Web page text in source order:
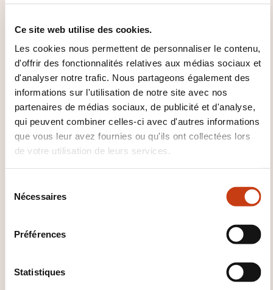
Ce site web utilise des cookies.
Les cookies nous permettent de personnaliser le contenu,
d'offrir des fonctionnalités relatives aux médias sociaux et
d'analyser notre trafic. Nous partageons également des
informations sur l'utilisation de notre site avec nos
partenaires de médias sociaux, de publicité et d'analyse,
qui peuvent combiner celles-ci avec d'autres informations
que vous leur avez fournies ou qu'ils ont collectées lors
de votre utilisation de leurs services.
Nécessaires
Préférences
Statistiques
S'inscrire
02.12.2026
Luxembourg
FR 195,00€
Voir détails
14.12.2026
Luxembourg
Voir détails